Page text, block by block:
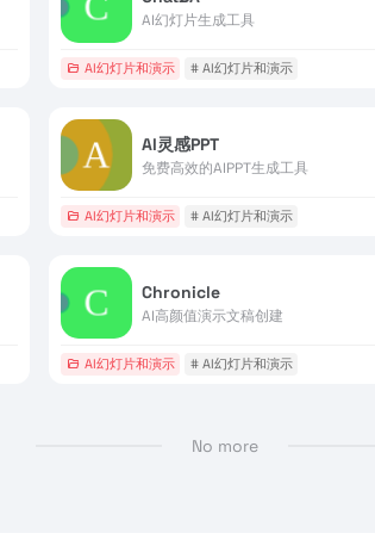
AI幻灯片生成工具
AI幻灯片和演示 # AI幻灯片和演示
AI灵感PPT
免费高效的AIPPT生成工具
AI幻灯片和演示 # AI幻灯片和演示
Chronicle
AI高颜值演示文稿创建
AI幻灯片和演示 # AI幻灯片和演示
No more